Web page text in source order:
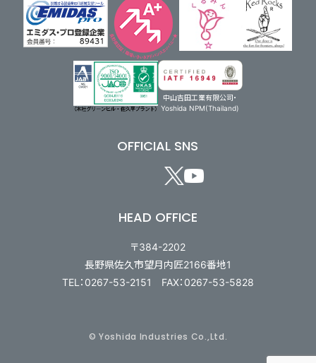
中山吉田工業有限公司・
Yoshida NPM(Thailand)
OFFICIAL SNS
HEAD OFFICE
〒384-2202
長野県佐久市望月内匠2166番地1
TEL：0267-53-2151 FAX：0267-53-5828
© Yoshida Industries Co.,Ltd.